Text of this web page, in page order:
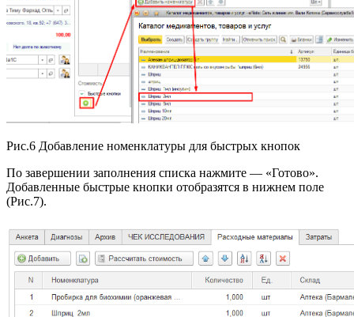
Рис.6 Добавление номенклатуры для быстрых кнопок
По завершении заполнения списка нажмите — «Готово».
Добавленные быстрые кнопки отобразятся в нижнем поле
(Рис.7).